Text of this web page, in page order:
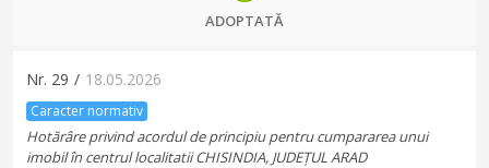
ADOPTATĂ
Nr. 29 / 18.05.2026
Caracter normativ
Hotărâre privind acordul de principiu pentru cumpararea unui
imobil în centrul localitatii CHISINDIA, JUDEȚUL ARAD